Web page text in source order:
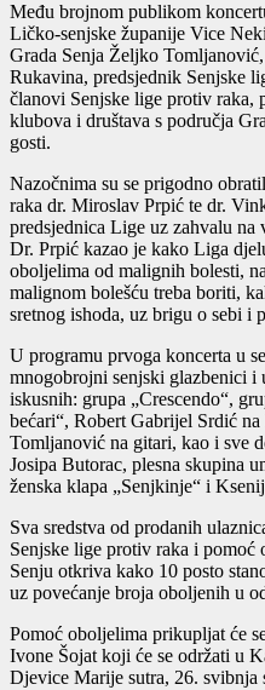
Među brojnom publikom
Ličko-senjske županije Vice
Grada Senja Željko
Rukavina, predsjednik Senjske
članovi Senjske lige protiv raka,
klubova i društava s područja
gosti.
Nazočnima su se prigodno
raka dr. Miroslav Prpić te dr.
predsjednica Lige uz zahvalu
Dr. Prpić kazao je kako Liga
oboljelima od malignih bolesti,
malignom bolešću treba boriti,
sretnog ishoda, uz brigu o sebi i
U programu prvoga koncerta u
mnogobrojni senjski glazbenici
iskusnih: grupa „Crescendo“,
bećari“, Robert Gabrijel Srdić
Tomljanović na gitari, kao i sve
Josipa Butorac, plesna skupina
ženska klapa „Senjkinje“ i
Sva sredstva od prodanih
Senjske lige protiv raka i pomoć
Senju otkriva kako 10 posto
uz povećanje broja oboljenih u
Pomoć oboljelima prikupljat će
Ivone Šojat koji će se održati u
Djevice Marije sutra, 26. svibnja